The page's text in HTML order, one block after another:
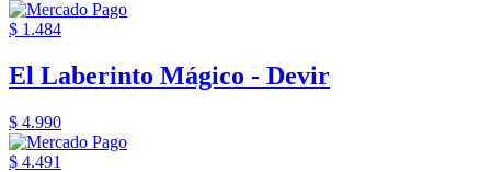
$ 1.484
El Laberinto Mágico - Devir
$ 4.990
$ 4.491